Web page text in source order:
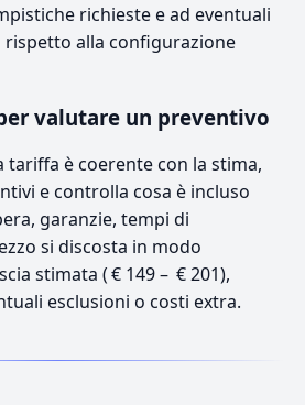
richieste e ad eventuali
alla configurazione
valutare un preventivo
tariffa è coerente con la stima,
e controlla cosa è incluso
garanzie, tempi di
si discosta in modo
stimata ( € 149 – € 201),
esclusioni o costi extra.